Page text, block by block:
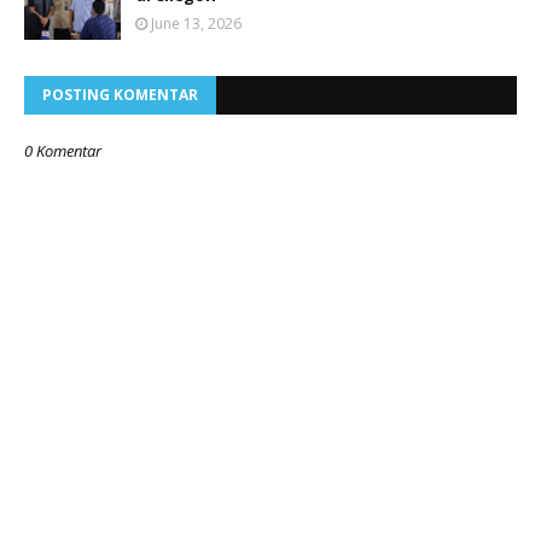
June 13, 2026
POSTING KOMENTAR
0 Komentar